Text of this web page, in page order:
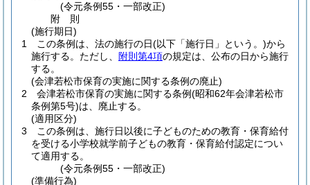
(令元条例55・一部改正)
附 則
(施行期日)
1
この条例は、法の施行の日(以下「施行日」という。)から
施行する。 ただし、 附則第4項の規定は、公布の日から施行
する。
(会津若松市保育の実施に関する条例の廃止)
2
会津若松市保育の実施に関する条例(昭和62年会津若松市
条例第5号)は、廃止する。
(適用区分)
3
この条例は、施行日以後に子どものための教育・保育給付
を受ける小学校就学前子どもの教育・保育給付認定につい
て適用する。
(令元条例55・一部改正)
(準備行為)